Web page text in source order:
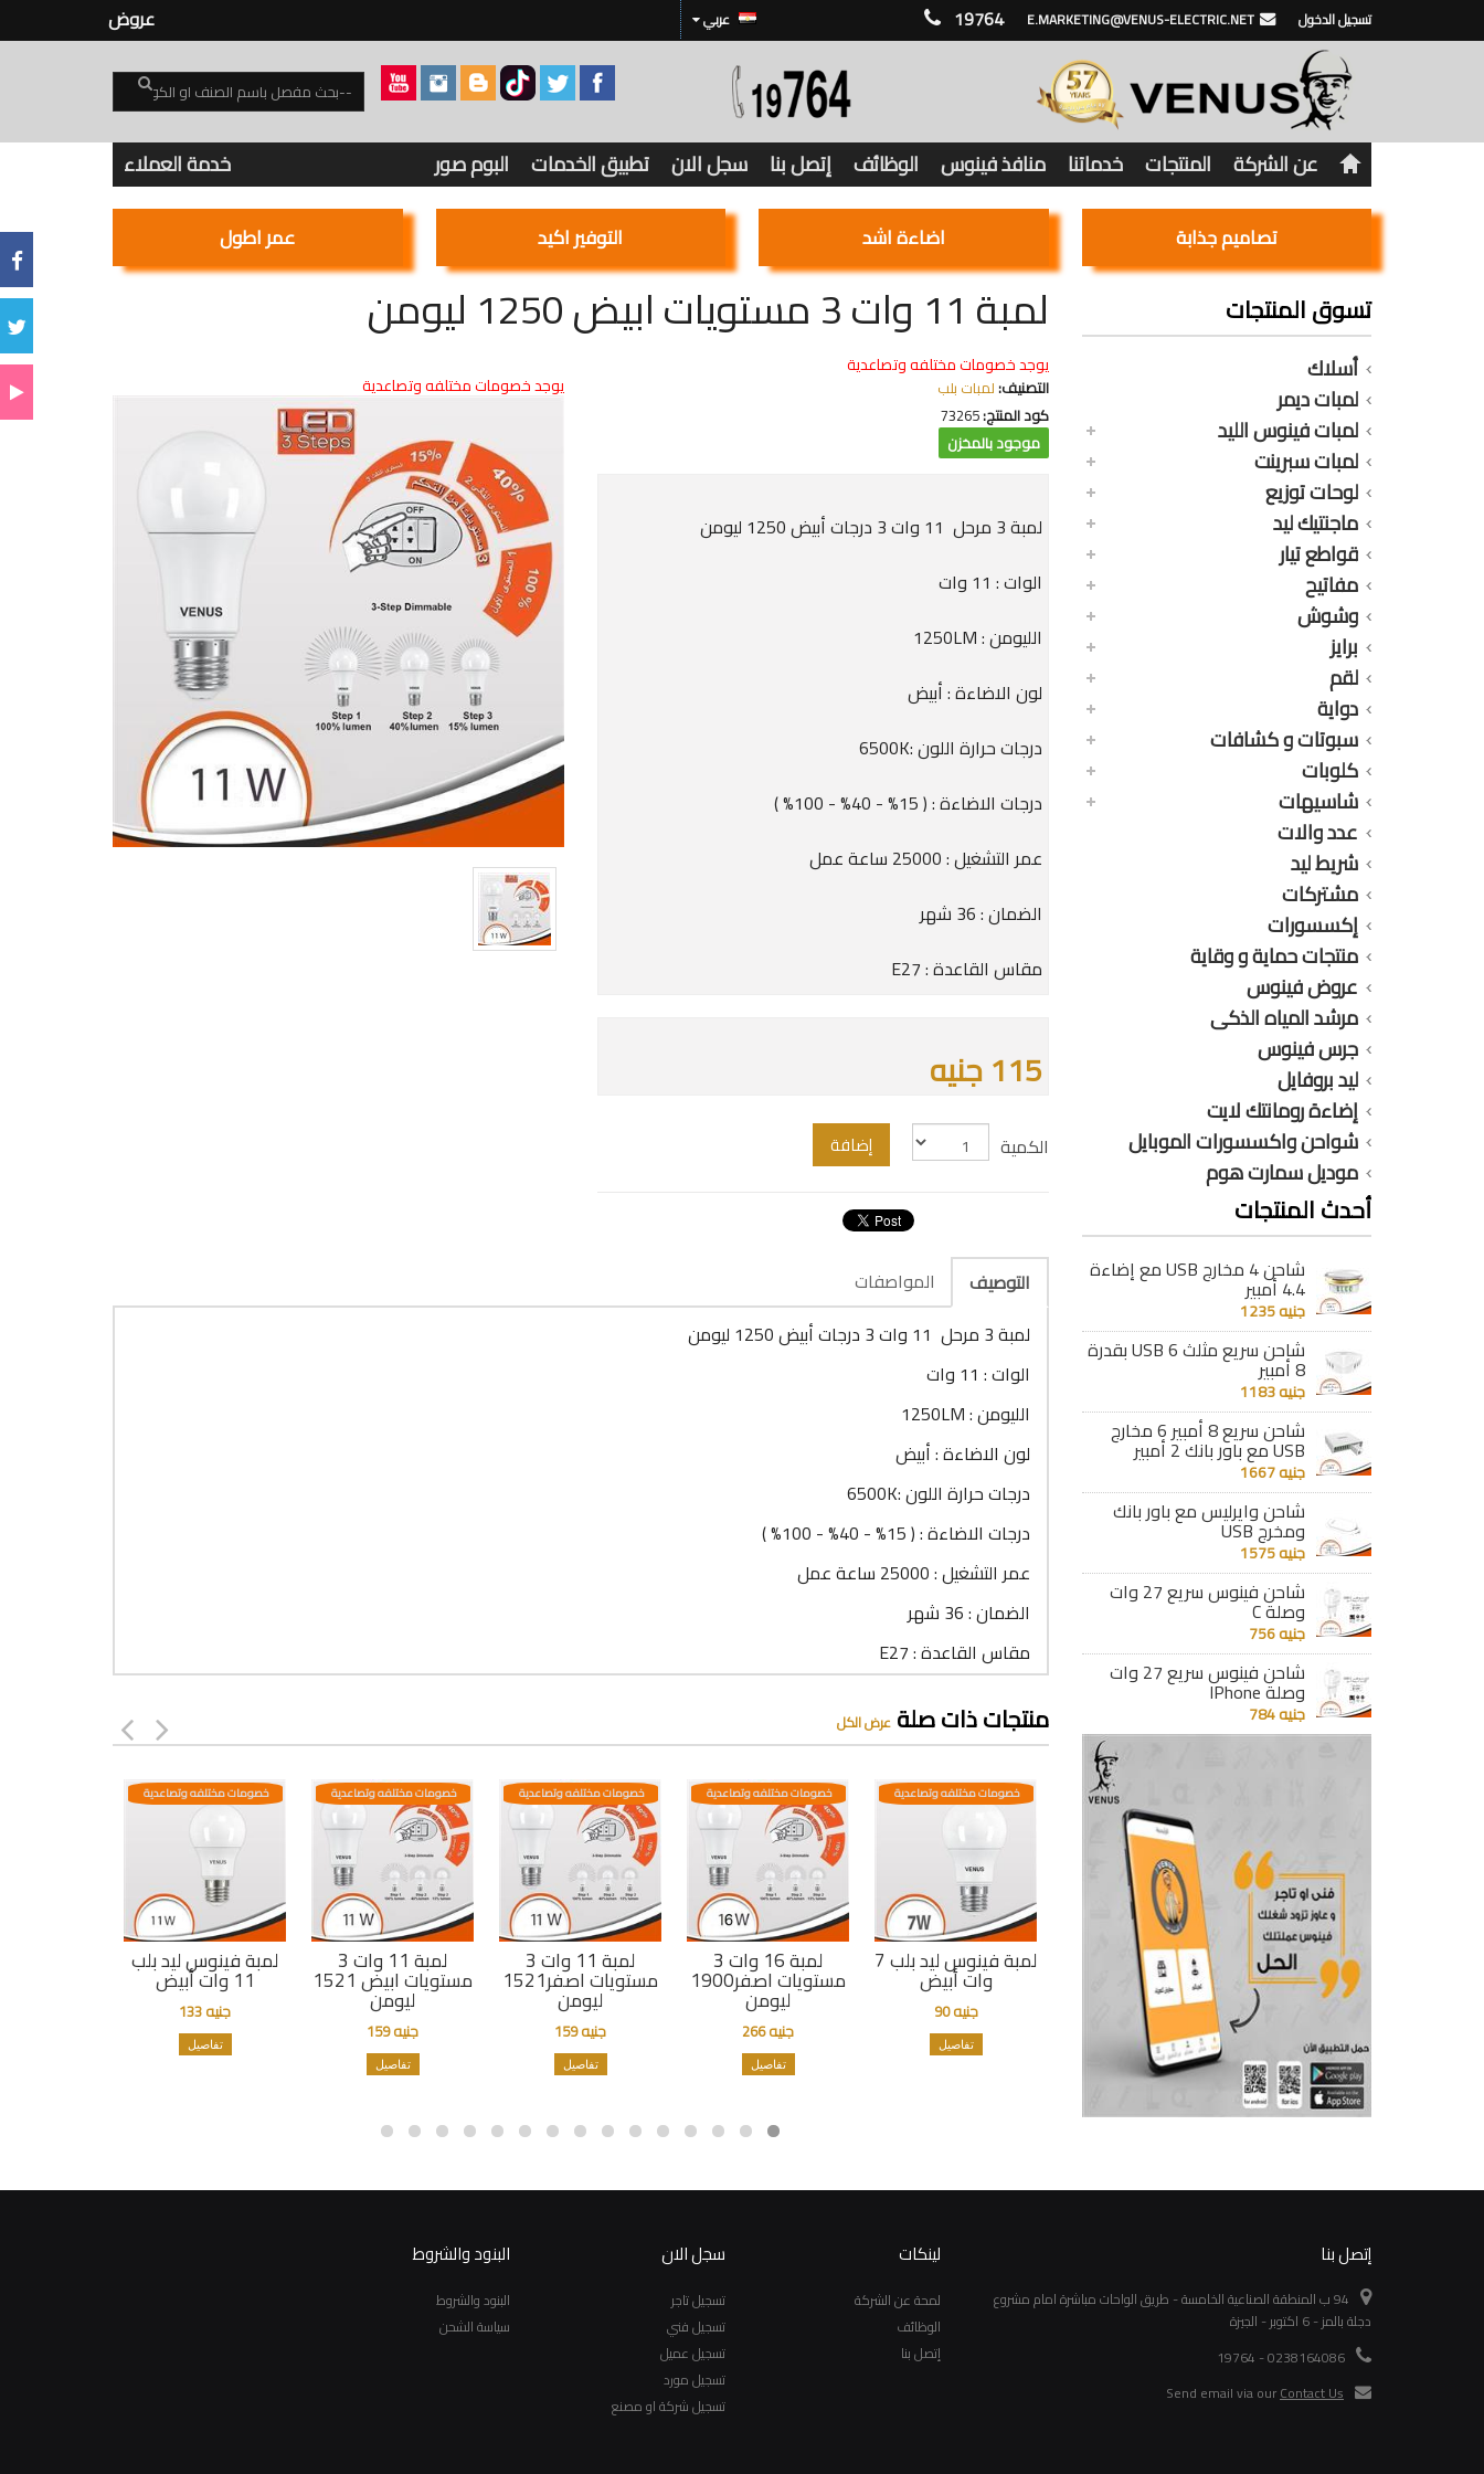
19764 E.MARKETING@VENUS-ELECTRIC.NET تسجيل الدخول عربي عروض
عن الشركة المنتجات خدماتنا منافذ فينوس الوظائف إتصل بنا سجل الان تطبيق الخدمات البوم صور خدمة العملاء
تصاميم جذابة اضاءة اشد التوفير اكيد عمر اطول
تسوق المنتجات
أسلاك
لمبات ديمر
لمبات فينوس الليد
لمبات سبرينت
لوحات توزيع
ماجنتيك ليد
قواطع تيار
مفاتيح
وشوش
برايز
لقم
دواية
سبوتات و كشافات
كلوبات
شاسيهات
عدد والات
شريط ليد
مشتركات
إكسسورات
منتجات حماية و وقاية
عروض فينوس
مرشد المياه الذكى
جرس فينوس
ليد بروفايل
إضاءة رومانتك لايت
شواحن واكسسورات الموبايل
موديل سمارت هوم
أحدث المنتجات
شاحن 4 مخارج USB مع إضاءة
4.4 أمبير
جنيه 1235
شاحن سريع مثلث 6 USB بقدرة
8 أمبير
جنيه 1183
شاحن سريع 8 أمبير 6 مخارج
USB مع باور بانك 2 أمبير
جنيه 1667
شاحن وايرليس مع باور بانك
ومخرج USB
جنيه 1575
شاحن فينوس سريع 27 وات
وصلة C
جنيه 756
شاحن فينوس سريع 27 وات
وصلة IPhone
جنيه 784
لمبة 11 وات 3 مستويات ابيض 1250 ليومن
يوجد خصومات مختلفه وتصاعدية
التصنيف:لمبات بلب
كود المنتج:73265
موجود بالمخزن
لمبة 3 مرحل 11 وات 3 درجات أبيض 1250 ليومن
الوات : 11 وات
الليومن : 1250LM
لون الاضاءة : أبيض
درجات حرارة اللون :6500K
درجات الاضاءة : ( 15% - 40% - 100% )
عمر التشغيل : 25000 ساعة عمل
الضمان : 36 شهر
مقاس القاعدة : E27
115 جنيه
الكمية إضافة
يوجد خصومات مختلفه وتصاعدية
التوصيف
المواصفات
لمبة 3 مرحل 11 وات 3 درجات أبيض 1250 ليومن
الوات : 11 وات
الليومن : 1250LM
لون الاضاءة : أبيض
درجات حرارة اللون :6500K
درجات الاضاءة : ( 15% - 40% - 100% )
عمر التشغيل : 25000 ساعة عمل
الضمان : 36 شهر
مقاس القاعدة : E27
منتجات ذات صلةعرض الكل
لمبة فينوس ليد بلب
11 وات أبيض
خصومات مختلفه وتصاعدية
جنيه 133
تفاصيل
لمبة 11 وات 3
مستويات ابيض 1521
ليومن
خصومات مختلفه وتصاعدية
جنيه 159
تفاصيل
لمبة 11 وات 3
مستويات اصفر1521
ليومن
خصومات مختلفه وتصاعدية
جنيه 159
تفاصيل
لمبة 16 وات 3
مستويات اصفر1900
ليومن
خصومات مختلفه وتصاعدية
جنيه 266
تفاصيل
لمبة فينوس ليد بلب 7
وات أبيض
خصومات مختلفه وتصاعدية
جنيه 90
تفاصيل
وات أبيض
خصومات مختلفه وتصاعدية
جنيه 105
تفاصيل
لمبة ليد 3 مستويات
19 وات 3 لون
تفاصيل
إتصل بنا
94 ب المنطقة الصناعية الخامسة - طريق الواحات مباشرة امام مشروع
دجلة بالمز - 6 اكتوبر - الجيزة
0238164086 - 19764
Send email via ourContact Us
لينكات
لمحة عن الشركة
الوظائف
إتصل بنا
سجل الان
تسجيل تاجر
تسجيل فني
تسجيل عميل
تسجيل مورد
تسجيل شركة او مصنع
البنود والشروط
البنود والشروط
سياسة الشحن